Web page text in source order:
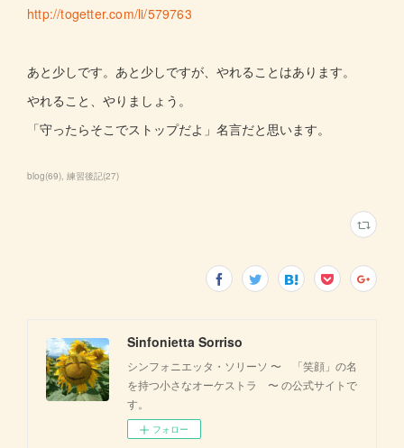
http://togetter.com/li/579763
あと少しです。あと少しですが、やれることはあります。
やれること、やりましょう。
「守ったらそこでストップだよ」名言だと思います。
blog(69) 練習後記(27)
Sinfonietta Sorriso
シンフォニエッタ・ソリーソ 〜 「笑顔」の名
を持つ小さなオーケストラ 〜 の公式サイトで
す。
フォロー